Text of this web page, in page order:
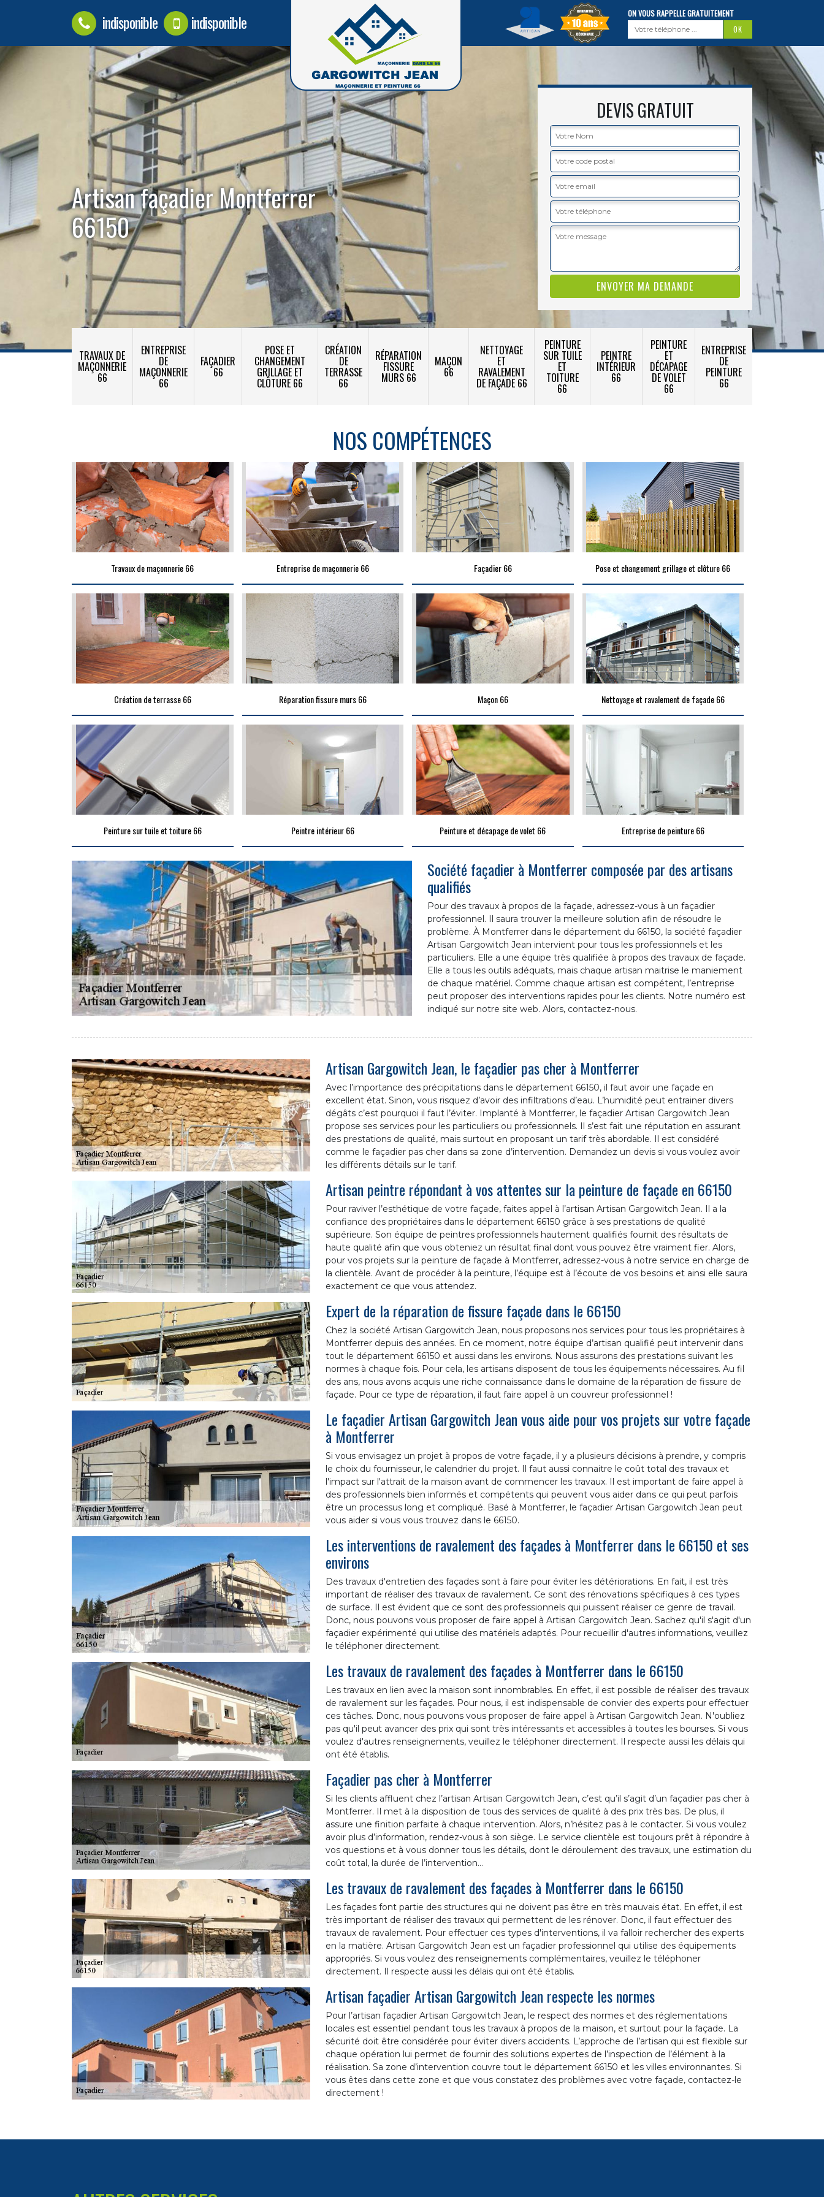
indisponible indisponible ON VOUS RAPPELLE GRATUITEMENT
Artisan façadier Montferrer
66150
DEVIS GRATUIT
TRAVAUX DE
MAÇONNERIE
66
ENTREPRISE
DE
MAÇONNERIE
66
FAÇADIER
66
POSE ET
CHANGEMENT
GRILLAGE ET
CLÔTURE 66
CRÉATION
DE
TERRASSE
66
RÉPARATION
FISSURE
MURS 66
MAÇON
66
NETTOYAGE
ET
RAVALEMENT
DE FAÇADE 66
PEINTURE
SUR TUILE
ET
TOITURE
66
PEINTRE
INTÉRIEUR
66
PEINTURE
ET
DÉCAPAGE
DE VOLET
66
ENTREPRISE
DE
PEINTURE
66
NOS COMPÉTENCES
Travaux de maçonnerie 66 Entreprise de maçonnerie 66 Façadier 66 Pose et changement grillage et clôture 66
Création de terrasse 66 Réparation fissure murs 66 Maçon 66 Nettoyage et ravalement de façade 66
Peinture sur tuile et toiture 66 Peintre intérieur 66 Peinture et décapage de volet 66 Entreprise de peinture 66
Société façadier à Montferrer composée par des artisans
qualifiés
Pour des travaux à propos de la façade, adressez-vous à un façadier
professionnel. Il saura trouver la meilleure solution afin de résoudre le
problème. À Montferrer dans le département du 66150, la société façadier
Artisan Gargowitch Jean intervient pour tous les professionnels et les
particuliers. Elle a une équipe très qualifiée à propos des travaux de façade.
Elle a tous les outils adéquats, mais chaque artisan maitrise le maniement
de chaque matériel. Comme chaque artisan est compétent, l’entreprise
peut proposer des interventions rapides pour les clients. Notre numéro est
indiqué sur notre site web. Alors, contactez-nous.
Artisan Gargowitch Jean, le façadier pas cher à Montferrer
Avec l’importance des précipitations dans le département 66150, il faut avoir une façade en
excellent état. Sinon, vous risquez d’avoir des infiltrations d’eau. L’humidité peut entrainer divers
dégâts c’est pourquoi il faut l’éviter. Implanté à Montferrer, le façadier Artisan Gargowitch Jean
propose ses services pour les particuliers ou professionnels. Il s’est fait une réputation en assurant
des prestations de qualité, mais surtout en proposant un tarif très abordable. Il est considéré
comme le façadier pas cher dans sa zone d’intervention. Demandez un devis si vous voulez avoir
les différents détails sur le tarif.
Artisan peintre répondant à vos attentes sur la peinture de façade en 66150
Pour raviver l’esthétique de votre façade, faites appel à l’artisan Artisan Gargowitch Jean. Il a la
confiance des propriétaires dans le département 66150 grâce à ses prestations de qualité
supérieure. Son équipe de peintres professionnels hautement qualifiés fournit des résultats de
haute qualité afin que vous obteniez un résultat final dont vous pouvez être vraiment fier. Alors,
pour vos projets sur la peinture de façade à Montferrer, adressez-vous à notre service en charge de
la clientèle. Avant de procéder à la peinture, l’équipe est à l’écoute de vos besoins et ainsi elle saura
exactement ce que vous attendez.
Expert de la réparation de fissure façade dans le 66150
Chez la société Artisan Gargowitch Jean, nous proposons nos services pour tous les propriétaires à
Montferrer depuis des années. En ce moment, notre équipe d’artisan qualifié peut intervenir dans
tout le département 66150 et aussi dans les environs. Nous assurons des prestations suivant les
normes à chaque fois. Pour cela, les artisans disposent de tous les équipements nécessaires. Au fil
des ans, nous avons acquis une riche connaissance dans le domaine de la réparation de fissure de
façade. Pour ce type de réparation, il faut faire appel à un couvreur professionnel !
Le façadier Artisan Gargowitch Jean vous aide pour vos projets sur votre façade
à Montferrer
Si vous envisagez un projet à propos de votre façade, il y a plusieurs décisions à prendre, y compris
le choix du fournisseur, le calendrier du projet. Il faut aussi connaitre le coût total des travaux et
l'impact sur l'attrait de la maison avant de commencer les travaux. Il est important de faire appel à
des professionnels bien informés et compétents qui peuvent vous aider dans ce qui peut parfois
être un processus long et compliqué. Basé à Montferrer, le façadier Artisan Gargowitch Jean peut
vous aider si vous vous trouvez dans le 66150.
Les interventions de ravalement des façades à Montferrer dans le 66150 et ses
environs
Des travaux d'entretien des façades sont à faire pour éviter les détériorations. En fait, il est très
important de réaliser des travaux de ravalement. Ce sont des rénovations spécifiques à ces types
de surface. Il est évident que ce sont des professionnels qui puissent réaliser ce genre de travail.
Donc, nous pouvons vous proposer de faire appel à Artisan Gargowitch Jean. Sachez qu'il s'agit d'un
façadier expérimenté qui utilise des matériels adaptés. Pour recueillir d'autres informations, veuillez
le téléphoner directement.
Les travaux de ravalement des façades à Montferrer dans le 66150
Les travaux en lien avec la maison sont innombrables. En effet, il est possible de réaliser des travaux
de ravalement sur les façades. Pour nous, il est indispensable de convier des experts pour effectuer
ces tâches. Donc, nous pouvons vous proposer de faire appel à Artisan Gargowitch Jean. N'oubliez
pas qu'il peut avancer des prix qui sont très intéressants et accessibles à toutes les bourses. Si vous
voulez d'autres renseignements, veuillez le téléphoner directement. Il respecte aussi les délais qui
ont été établis.
Façadier pas cher à Montferrer
Si les clients affluent chez l’artisan Artisan Gargowitch Jean, c’est qu’il s’agit d’un façadier pas cher à
Montferrer. Il met à la disposition de tous des services de qualité à des prix très bas. De plus, il
assure une finition parfaite à chaque intervention. Alors, n’hésitez pas à le contacter. Si vous voulez
avoir plus d’information, rendez-vous à son siège. Le service clientèle est toujours prêt à répondre à
vos questions et à vous donner tous les détails, dont le déroulement des travaux, une estimation du
coût total, la durée de l’intervention…
Les travaux de ravalement des façades à Montferrer dans le 66150
Les façades font partie des structures qui ne doivent pas être en très mauvais état. En effet, il est
très important de réaliser des travaux qui permettent de les rénover. Donc, il faut effectuer des
travaux de ravalement. Pour effectuer ces types d'interventions, il va falloir rechercher des experts
en la matière. Artisan Gargowitch Jean est un façadier professionnel qui utilise des équipements
appropriés. Si vous voulez des renseignements complémentaires, veuillez le téléphoner
directement. Il respecte aussi les délais qui ont été établis.
Artisan façadier Artisan Gargowitch Jean respecte les normes
Pour l’artisan façadier Artisan Gargowitch Jean, le respect des normes et des réglementations
locales est essentiel pendant tous les travaux à propos de la maison, et surtout pour la façade. La
sécurité doit être considérée pour éviter divers accidents. L’approche de l’artisan qui est flexible sur
chaque opération lui permet de fournir des solutions expertes de l’inspection de l’élément à la
réalisation. Sa zone d’intervention couvre tout le département 66150 et les villes environnantes. Si
vous êtes dans cette zone et que vous constatez des problèmes avec votre façade, contactez-le
directement !